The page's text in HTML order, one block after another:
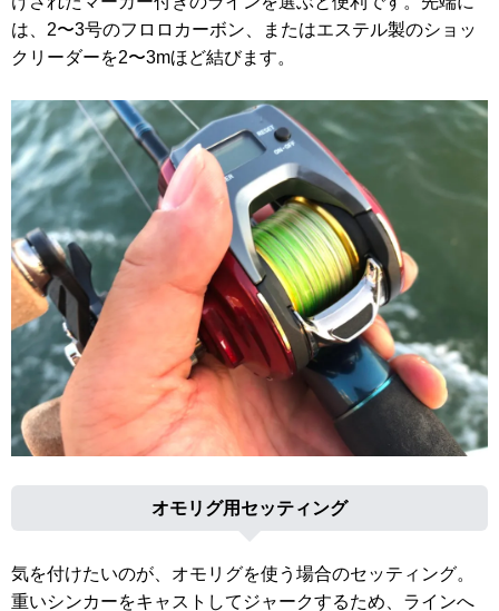
は、2〜3号のフロロカーボン、またはエステル製のショッ
クリーダーを2〜3mほど結びます。
オモリグ用セッティング
気を付けたいのが、オモリグを使う場合のセッティング。
重いシンカーをキャストしてジャークするため、ラインへ